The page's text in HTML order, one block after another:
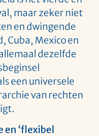
maar zeker niet
en dwingende
Cuba, Mexico en
dezelfde
een universele
van rechten
‘flexibel